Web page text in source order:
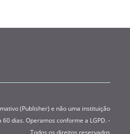
(Publisher) e não uma instituição
dias. Operamos conforme a LGPD. -
Todos os direitos reservados